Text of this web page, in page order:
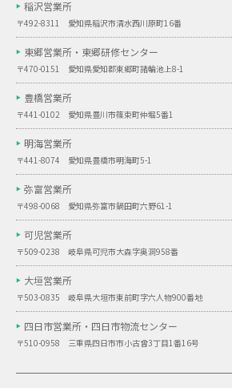
稲沢営業所
〒492-8311 愛知県稲沢市清水西川原町16番
東郷営業所・ 東郷研修センター
〒470-0151 愛知県愛知郡東郷町諸輪池上8-1
豊橋営業所
〒441-0102 愛知県豊川市篠束町仲堀5番1
明海営業所
〒441-8074 愛知県豊橋市明海町5-1
弥富営業所
〒498-0068 愛知県弥富市鍋田町六野61-1
可児営業所
〒509-0238 岐阜県可児市大森字奥洞958番
大垣営業所
〒503-0835 岐阜県大垣市東前町字六人物900番地
四日市営業所・ 四日市物流センター
〒510-0958 三重県四日市市小古曾3丁目1番16号